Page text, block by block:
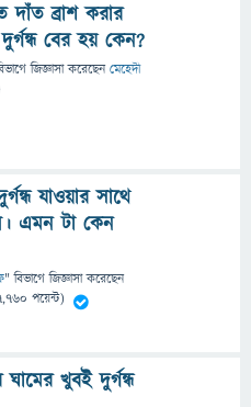
দাঁত ব্রাশ করার
বের হয় কেন?
জিজ্ঞাসাকরেছেনমেহেদী
যাওয়ার সাথে
এমন টা কেন
" বিভাগে জিজ্ঞাসাকরেছেন
পয়েন্ট)
খুবই দুর্গন্ধ